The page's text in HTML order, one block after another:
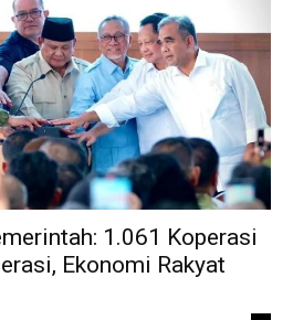
1.061 Koperasi
Ekonomi Rakyat